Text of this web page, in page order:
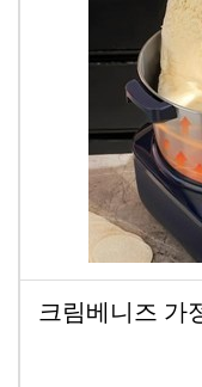
크림베니즈 가